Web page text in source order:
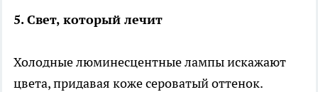
5. Свет, который лечит
Холодные люминесцентные лампы искажают
цвета, придавая коже сероватый оттенок.